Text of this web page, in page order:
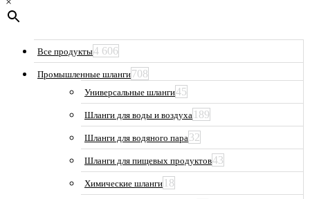
Все продукты4 606
Промышленные шланги708
Универсальные шланги45
Шланги для воды и воздуха 189
Шланги для водяного пара32
Шланги для пищевых продуктов43
Химические шланги 18